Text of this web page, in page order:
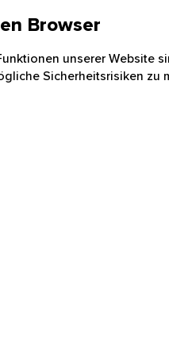
Browser
unserer Website
Sicherheitsrisiken zu